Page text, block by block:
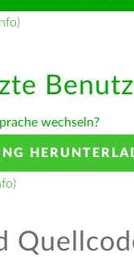
Info)
wechseln?
)